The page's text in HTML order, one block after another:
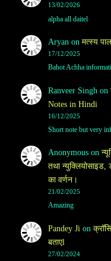
13/02/2026
alpha all daitel
Aryan on मत्स्य
17/12/2025
Bahot Achha
Ranveer Singh on
Notes in Hindi
16/12/2025
Short note but very
Anonymouson
तथा
का वर्णन।
21/02/2025
Amazing
Pandey Ji on
बताएl
27/02/2024